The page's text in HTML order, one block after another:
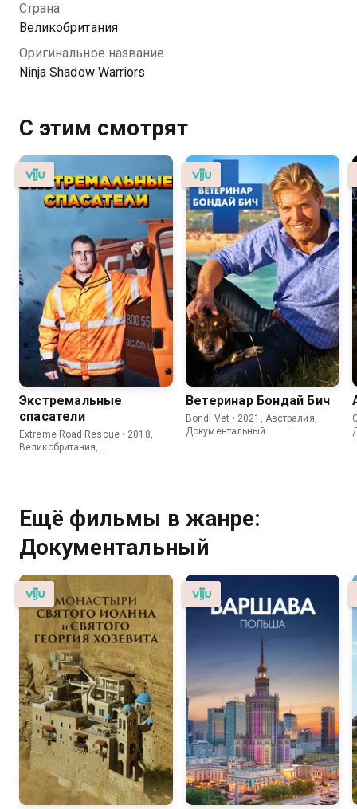
Страна
Великобритания
Оригинальное название
Ninja Shadow Warriors
С этим смотрят
Экстремальные
спасатели
Extreme Road Rescue • 2018,
Великобритания,
Ветеринар Бондай Бич
Bondi Vet • 2021, Австралия,
Документальный
Ещё фильмы в жанре:
Документальный